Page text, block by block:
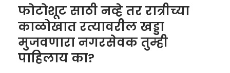
फोटोशूट साठी नव्हे तर रात्रीच्या
काळोखात रत्यावरील खड्डा
मुजवणारा नगरसेवक तुम्ही
पाहिलाय का?